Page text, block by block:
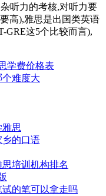
听力的考核,对听力要
高),雅思是出国类英语
GRE这5个比较而言),
学费价格表
难度大
思
乡的口语
培训机构排名
的笔可以拿走吗